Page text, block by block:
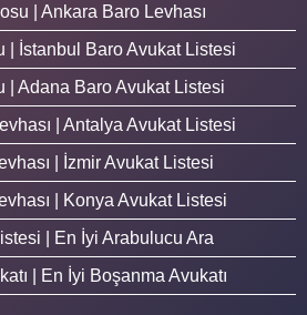
| Ankara Baro Levhası
| İstanbul Baro Avukat Listesi
| Adana Baro Avukat Listesi
| Antalya Avukat Listesi
| İzmir Avukat Listesi
| Konya Avukat Listesi
| En İyi Arabulucu Ara
| En İyi Boşanma Avukatı